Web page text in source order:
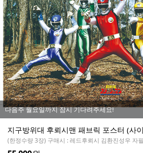
다음주 월요일까지 잠시 기다려주세요!
지구방위대 후뢰시맨 패브릭 포스터 (사
(한정수량 3장) 구매시 : 레드후뢰시 김환진성우 자